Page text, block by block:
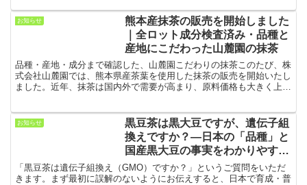
お知らせ
熊本産抹茶の販売を開始しました
｜全ロット成分検査済み・品種と
産地にこだわった山麓園の抹茶
品種・産地・成分まで確認した、山麓園こだわりの抹茶このたび、株
式会社山麓園では、熊本県産茶葉を使用した抹茶の販売を開始いたし
ました。近年、抹茶は国内外で需要が高まり、原料価格も大きく上昇
お知らせ
黒豆茶は黒大豆ですが、遺伝子組
換えですか？—日本の「品種」と
国産黒大豆の事実をわかりやすく
解説
「黒豆茶は遺伝子組換え（GMO）ですか？」というご質問をいただ
きます。まず最初に誤解のないようにお伝えすると、日本で育成・普